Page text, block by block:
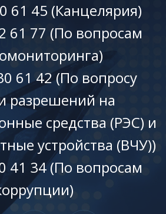
61 45 (Канцелярия)
61 77 (По вопросам
61 42 (По вопросу
разрешений на
средства (РЭС) и
устройства (ВЧУ))
41 34 (По вопросам